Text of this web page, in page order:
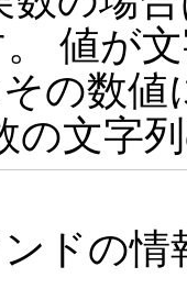
値が
の数
の文字
ドの